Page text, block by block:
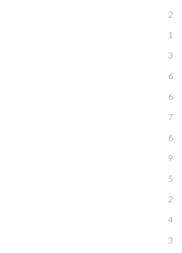
2
1
3
6
6
7
6
9
5
2
4
3